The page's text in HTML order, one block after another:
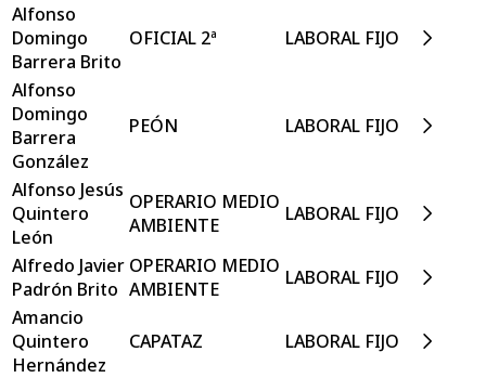
Alfonso
Domingo
Barrera Brito
OFICIAL 2ª LABORAL FIJO
Alfonso
Domingo
Barrera
González
PEÓN LABORAL FIJO
Alfonso Jesús
Quintero
León
OPERARIO MEDIO
AMBIENTE
LABORAL FIJO
Alfredo Javier
Padrón Brito
OPERARIO MEDIO
AMBIENTE
LABORAL FIJO
Amancio
Quintero
Hernández
CAPATAZ LABORAL FIJO